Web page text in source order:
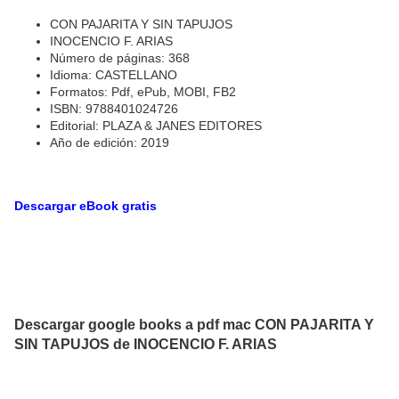
CON PAJARITA Y SIN TAPUJOS
INOCENCIO F. ARIAS
Número de páginas: 368
Idioma: CASTELLANO
Formatos: Pdf, ePub, MOBI, FB2
ISBN: 9788401024726
Editorial: PLAZA & JANES EDITORES
Año de edición: 2019
Descargar eBook gratis
Descargar google books a pdf mac CON PAJARITA Y
SIN TAPUJOS de INOCENCIO F. ARIAS